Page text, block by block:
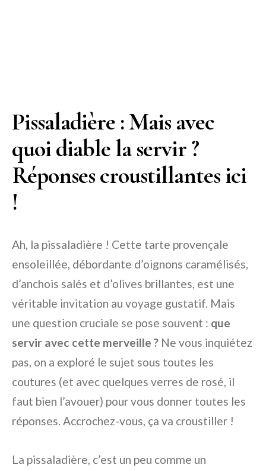
Pissaladière : Mais avec
quoi diable la servir ?
Réponses croustillantes ici
!
Ah, la pissaladière ! Cette tarte provençale
ensoleillée, débordante d’oignons caramélisés,
d’anchois salés et d’olives brillantes, est une
véritable invitation au voyage gustatif. Mais
une question cruciale se pose souvent : que
servir avec cette merveille ? Ne vous inquiétez
pas, on a exploré le sujet sous toutes les
coutures (et avec quelques verres de rosé, il
faut bien l’avouer) pour vous donner toutes les
réponses. Accrochez-vous, ça va croustiller !
La pissaladière, c’est un peu comme un